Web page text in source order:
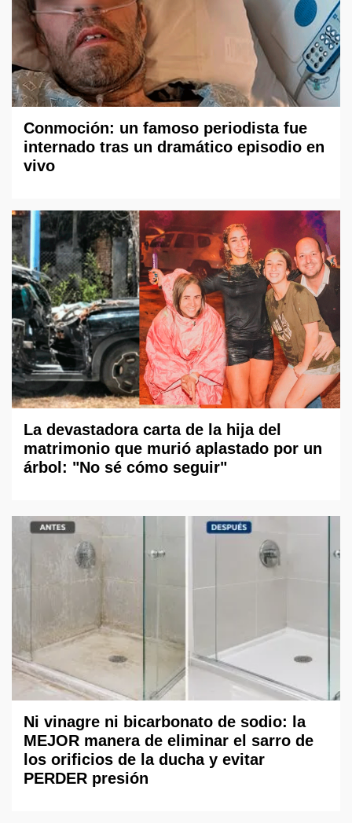
Conmoción: un famoso periodista fue
internado tras un dramático episodio en
vivo
La devastadora carta de la hija del
matrimonio que murió aplastado por un
árbol: "No sé cómo seguir"
Ni vinagre ni bicarbonato de sodio: la
MEJOR manera de eliminar el sarro de
los orificios de la ducha y evitar
PERDER presión